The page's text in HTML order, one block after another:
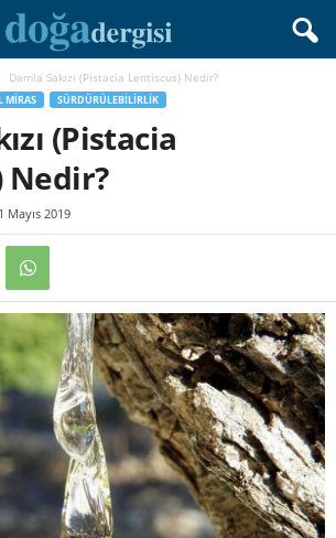
Damla Sakızı (Pistacia Lentiscus) Nedir?
MIRAS SÜRDÜRÜLEBILIRLIK
(Pistacia
Nedir?
Mayıs 2019